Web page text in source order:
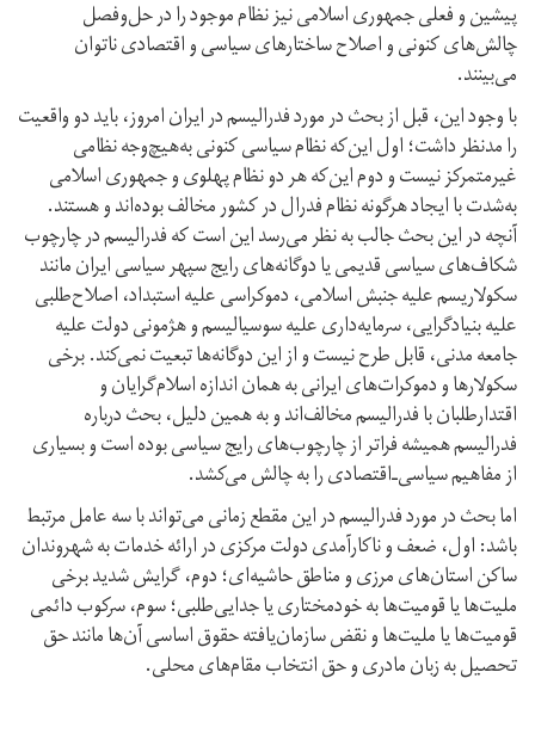
پیشین و فعلی جمهوری اسلامی نیز نظام موجود را در حل‌و‌فصل
چالش‌های کنونی و اصلاح ساختارهای سیاسی و اقتصادی ناتوان
می‌بینند.
با وجود این، قبل از بحث در مورد فدرالیسم در ایران امروز، باید دو واقعیت
را مد‌نظر داشت؛ اول این‌که نظام سیاسی کنونی به‌هیچ‌وجه نظامی
غیرمتمرکز نیست و دوم این‌که هر دو نظام پهلوی و جمهوری اسلامی
به‌شدت با ایجاد هر‌گونه نظام فدرال در کشور مخالف بوده‌اند و هستند.
آنچه در این بحث جالب به نظر می‌رسد این است که فدرالیسم در چارچوب
شکاف‌های سیاسی قدیمی یا دوگانه‌های رایج سپهر سیاسی ایران مانند
سکولاریسم علیه جنبش اسلامی، دموکراسی علیه استبداد، اصلاح‌طلبی
علیه بنیادگرایی، سرمایه‌داری علیه سوسیالیسم و هژمونی دولت علیه
جامعه مدنی، قابل طرح نیست و از این دوگانه‌ها تبعیت نمی‌کند. برخی
سکولارها و دموکرات‌های ایرانی به همان اندازه اسلام‌گرایان و
اقتدار‌طلبان با فدرالیسم مخالف‌اند و به همین دلیل، بحث درباره
فدرالیسم همیشه فراتر از چارچوب‌های رایج سیاسی بوده است و بسیاری
از مفاهیم سیاسی‌ـ‌اقتصادی را به چالش می‌کشد.
اما بحث در مورد فدرالیسم در این مقطع زمانی می‌تواند با سه عامل مرتبط
باشد: اول، ضعف و ناکارآمدی دولت مرکزی در ارائه خدمات به شهروندان
ساکن استان‌های مرزی و مناطق حاشیه‌ای؛ دوم، گرایش شدید برخی
ملیت‌ها یا قومیت‌ها به خودمختاری یا جدایی‌طلبی؛ سوم، سرکوب دائمی
قومیت‌ها یا ملیت‌ها و نقض سازمان‌یافته حقوق اساسی آن‌ها مانند حق
تحصیل به زبان مادری و حق انتخاب مقام‌های محلی.